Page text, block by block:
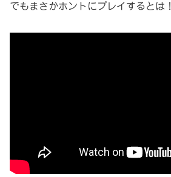
でもまさかホントにプレイするとは！